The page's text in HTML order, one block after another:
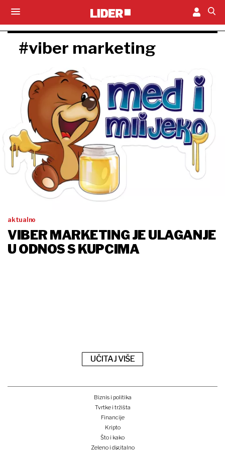
#viber marketing
aktualno
VIBER MARKETING JE ULAGANJE
U ODNOS S KUPCIMA
UČITAJ VIŠE
Biznis i politika
Tvrtke i tržišta
Financije
Kripto
Što i kako
Zeleno i digitalno